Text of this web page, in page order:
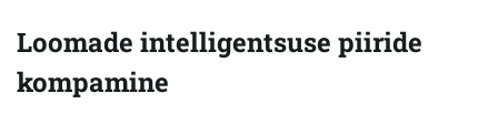
Loomade intelligentsuse piiride
kompamine